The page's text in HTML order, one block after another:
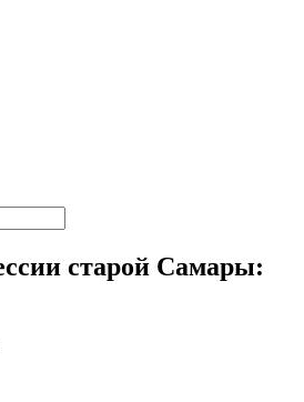
старой Самары: